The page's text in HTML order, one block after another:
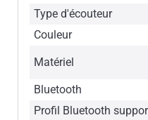
Type d'écouteur
Couleur
Matériel
Bluetooth
Profil Bluetooth